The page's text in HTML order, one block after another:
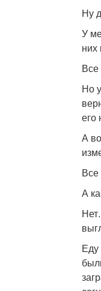
Ну
У
них
Все
Но
его
А
Все
А
Еду